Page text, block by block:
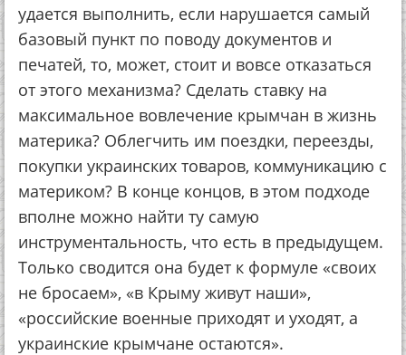
удается выполнить, если нарушается самый
базовый пункт по поводу документов и
печатей, то, может, стоит и вовсе отказаться
от этого механизма? Сделать ставку на
максимальное вовлечение крымчан в жизнь
материка? Облегчить им поездки, переезды,
покупки украинских товаров, коммуникацию с
материком? В конце концов, в этом подходе
вполне можно найти ту самую
инструментальность, что есть в предыдущем.
Только сводится она будет к формуле «своих
не бросаем», «в Крыму живут наши»,
«российские военные приходят и уходят, а
украинские крымчане остаются».